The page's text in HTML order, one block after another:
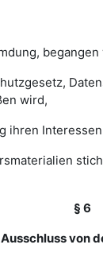
begangen
wird,
ihren
§ 6
Ausschluss von